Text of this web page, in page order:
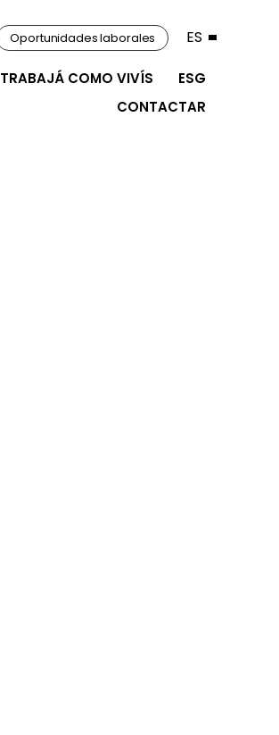
TRABAJÁ COMO VIVÍS
ESG
CONTACTAR
Oportunidades laborales ES